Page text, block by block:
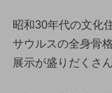
昭和30年代の文化
サウルスの全身骨
展示が盛りだくさん